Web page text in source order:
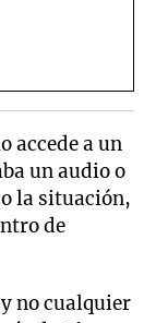
accede a un
un audio o
la situación,
de
no cualquier